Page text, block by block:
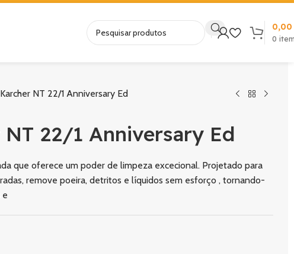
0
0,00
NT 22/1 Anniversary Ed
22/1 Anniversary Ed
que oferece um poder de limpeza excecional. Projetado para
remove poeira, detritos e líquidos sem esforço , tornando-
e